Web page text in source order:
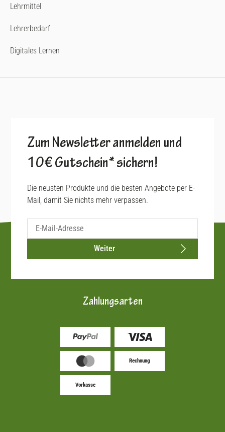
Lehrmittel
Lehrerbedarf
Digitales Lernen
Zum Newsletter anmelden und
10€ Gutschein* sichern!
Die neusten Produkte und die besten Angebote per E-
Mail, damit Sie nichts mehr verpassen.
Weiter
Zahlungsarten
Rechnung
Vorkasse